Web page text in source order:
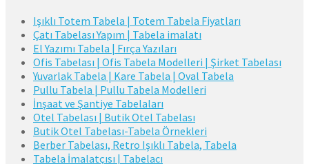
Işıklı Totem Tabela | Totem Tabela Fiyatları
Çatı Tabelası Yapım | Tabela imalatı
El Yazımı Tabela | Fırça Yazıları
Ofis Tabelası | Ofis Tabela Modelleri | Şirket Tabelası
Yuvarlak Tabela | Kare Tabela | Oval Tabela
Pullu Tabela | Pullu Tabela Modelleri
İnşaat ve Şantiye Tabelaları
Otel Tabelası | Butik Otel Tabelası
Butik Otel Tabelası-Tabela Örnekleri
Berber Tabelası, Retro Işıklı Tabela, Tabela
Tabela İmalatçısı | Tabelacı